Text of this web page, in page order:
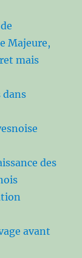
Majeure,
mais
dans
des
avant